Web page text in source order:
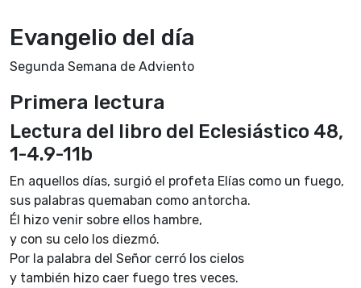
Evangelio del día
Segunda Semana de Adviento
Primera lectura
Lectura del libro del Eclesiástico 48,
1-4.9-11b
En aquellos días, surgió el profeta Elías como un fuego,
sus palabras quemaban como antorcha.
Él hizo venir sobre ellos hambre,
y con su celo los diezmó.
Por la palabra del Señor cerró los cielos
y también hizo caer fuego tres veces.